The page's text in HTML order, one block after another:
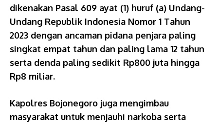
dikenakan Pasal 609 ayat (1) huruf (a) Undang-
Undang Republik Indonesia Nomor 1 Tahun
2023 dengan ancaman pidana penjara paling
singkat empat tahun dan paling lama 12 tahun
serta denda paling sedikit Rp800 juta hingga
Rp8 miliar.
Kapolres Bojonegoro juga mengimbau
masyarakat untuk menjauhi narkoba serta